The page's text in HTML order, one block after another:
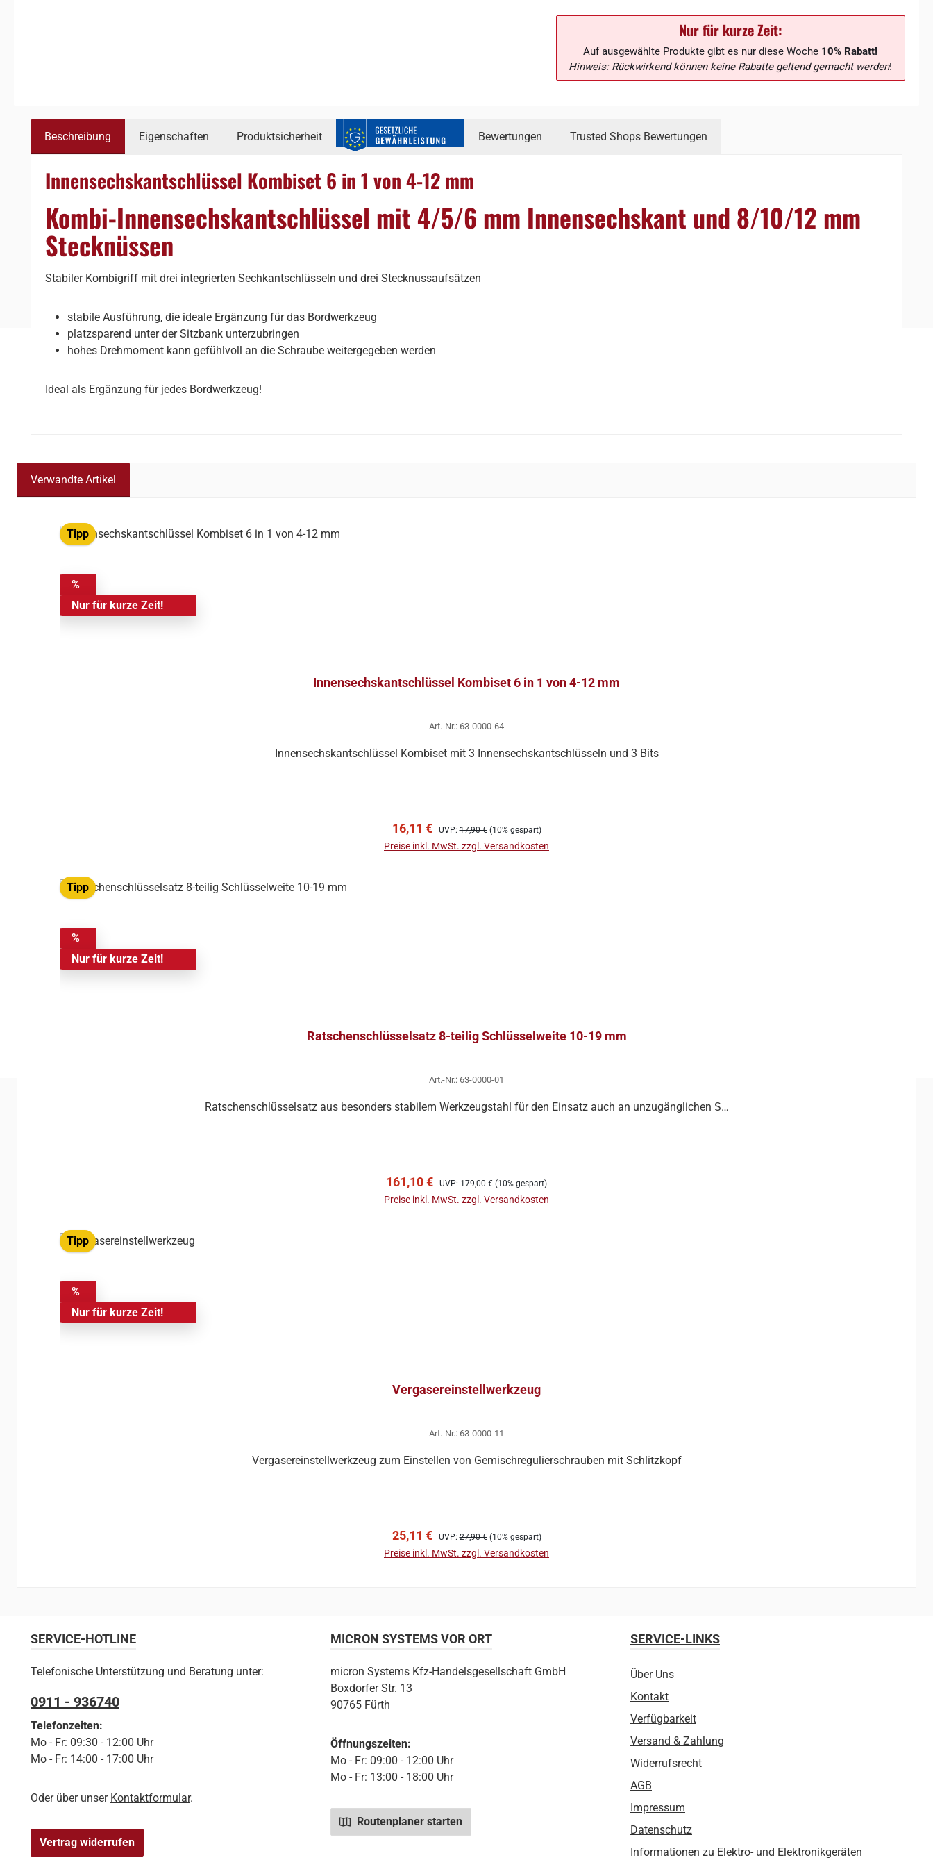
Nur für kurze Zeit:
Auf ausgewählte Produkte gibt es nur diese Woche 10% Rabatt!
Hinweis: Rückwirkend können keine Rabatte geltend gemacht werden!
Beschreibung Eigenschaften Produktsicherheit Bewertungen Trusted Shops Bewertungen
Innensechskantschlüssel Kombiset 6 in 1 von 4-12 mm
Kombi-Innensechskantschlüssel mit 4/5/6 mm Innensechskant und 8/10/12 mm
Stecknüssen
Stabiler Kombigriff mit drei integrierten Sechkantschlüsseln und drei Stecknussaufsätzen
stabile Ausführung, die ideale Ergänzung für das Bordwerkzeug
platzsparend unter der Sitzbank unterzubringen
hohes Drehmoment kann gefühlvoll an die Schraube weitergegeben werden
Ideal als Ergänzung für jedes Bordwerkzeug!
Verwandte Artikel
Tipp
%
Nur für kurze Zeit!
Innensechskantschlüssel Kombiset 6 in 1 von 4-12 mm
Art.-Nr.: 63-0000-64
Innensechskantschlüssel Kombiset mit 3 Innensechskantschlüsseln und 3 Bits
Verkaufspreis:
16,11 € Regulärer Preis:
UVP:17,90 € (10% gespart)
Preise inkl. MwSt. zzgl. Versandkosten
Tipp
%
Nur für kurze Zeit!
Ratschenschlüsselsatz 8-teilig Schlüsselweite 10-19 mm
Art.-Nr.: 63-0000-01
Ratschenschlüsselsatz aus besonders stabilem Werkzeugstahl für den Einsatz auch an unzugänglichen S…
Verkaufspreis:
161,10 € Regulärer Preis:
UVP: 179,00 € (10% gespart)
Preise inkl. MwSt. zzgl. Versandkosten
Tipp
%
Nur für kurze Zeit!
Vergasereinstellwerkzeug
Art.-Nr.: 63-0000-11
Vergasereinstellwerkzeug zum Einstellen von Gemischregulierschrauben mit Schlitzkopf
Verkaufspreis:
25,11 € Regulärer Preis:
UVP:27,90 € (10% gespart)
Preise inkl. MwSt. zzgl. Versandkosten
SERVICE-HOTLINE
Telefonische Unterstützung und Beratung unter:
0911 - 936740
Telefonzeiten:
Mo - Fr: 09:30 - 12:00 Uhr
Mo - Fr: 14:00 - 17:00 Uhr
Oder über unser Kontaktformular.
Vertrag widerrufen
MICRON SYSTEMS VOR ORT
micron Systems Kfz-Handelsgesellschaft GmbH
Boxdorfer Str. 13
90765 Fürth
Öffnungszeiten:
Mo - Fr: 09:00 - 12:00 Uhr
Mo - Fr: 13:00 - 18:00 Uhr
Routenplaner starten
SERVICE-LINKS
Über Uns
Kontakt
Verfügbarkeit
Versand & Zahlung
Widerrufsrecht
AGB
Impressum
Datenschutz
Informationen zu Elektro- und Elektronikgeräten